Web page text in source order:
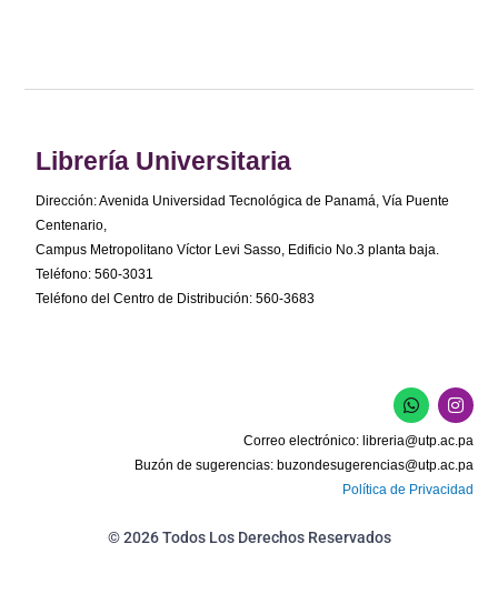
Librería Universitaria
Dirección: Avenida Universidad Tecnológica de Panamá, Vía Puente
Centenario,
Campus Metropolitano Víctor Levi Sasso, Edificio No.3 planta baja.
Teléfono: 560-3031
Teléfono del Centro de Distribución: 560-3683
W
h
a
t
s
a
p
I
n
s
t
a
g
r
Correo electrónico: libreria@utp.ac.pa
Buzón de sugerencias: buzondesugerencias@utp.ac.pa
Política de Privacidad
© 2026 Todos Los Derechos Reservados